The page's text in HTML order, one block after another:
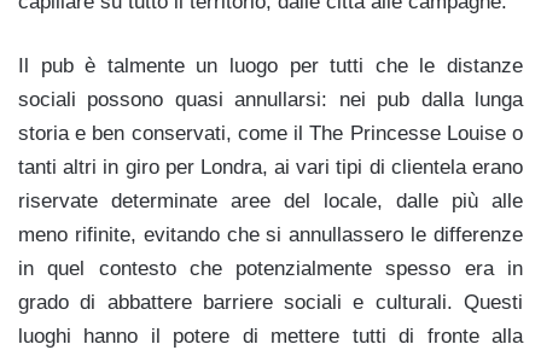
Il pub è talmente un luogo per tutti che le distanze
sociali possono quasi annullarsi: nei pub dalla lunga
storia e ben conservati, come il The Princesse Louise o
tanti altri in giro per Londra, ai vari tipi di clientela erano
riservate determinate aree del locale, dalle più alle
meno rifinite, evitando che si annullassero le differenze
in quel contesto che potenzialmente spesso era in
grado di abbattere barriere sociali e culturali. Questi
luoghi hanno il potere di mettere tutti di fronte alla